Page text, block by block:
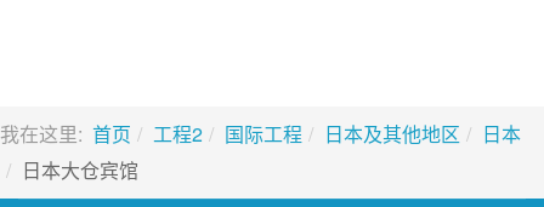
我在这里: 首页 工程2 国际工程 日本及其他地区
日本
日本大仓宾馆